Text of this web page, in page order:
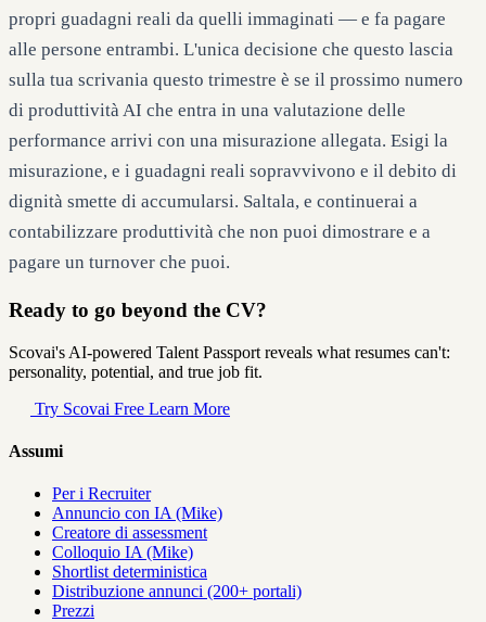
propri guadagni reali da quelli immaginati — e fa pagare
alle persone entrambi. L'unica decisione che questo lascia
sulla tua scrivania questo trimestre è se il prossimo numero
di produttività AI che entra in una valutazione delle
performance arrivi con una misurazione allegata. Esigi la
misurazione, e i guadagni reali sopravvivono e il debito di
dignità smette di accumularsi. Saltala, e continuerai a
contabilizzare produttività che non puoi dimostrare e a
pagare un turnover che puoi.
Ready to go beyond the CV?
Scovai's AI-powered Talent Passport reveals what resumes can't:
personality, potential, and true job fit.
Try Scovai Free Learn More
Assumi
Per i Recruiter
Annuncio con IA (Mike)
Creatore di assessment
Colloquio IA (Mike)
Shortlist deterministica
Distribuzione annunci (200+ portali)
Prezzi